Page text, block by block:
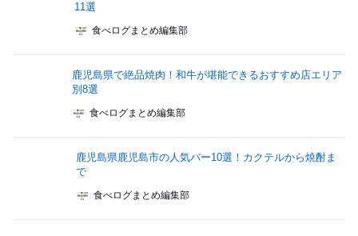
11選
食べログまとめ編集部
鹿児島県で絶品焼肉！和牛が堪能できるおすすめ店エリア
別8選
食べログまとめ編集部
鹿児島県鹿児島市の人気バー10選！カクテルから焼酎ま
で
食べログまとめ編集部